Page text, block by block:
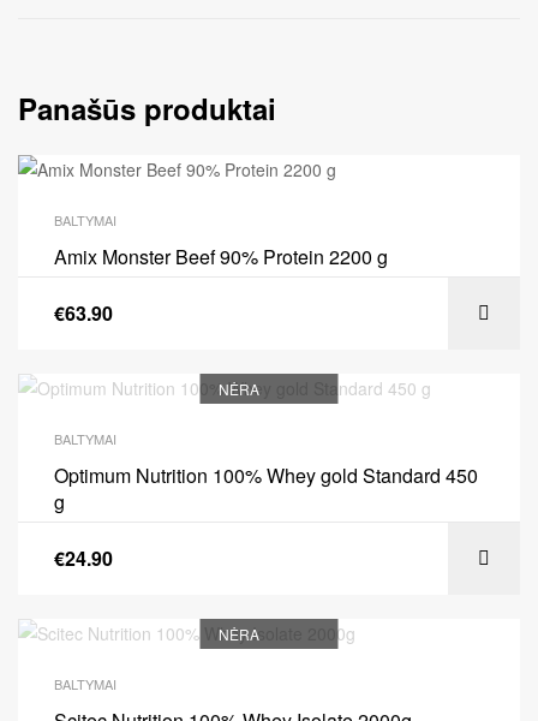
Panašūs produktai
BALTYMAI
Amix Monster Beef 90% Protein 2200 g
€63.90
NĖRA
BALTYMAI
Optimum Nutrition 100% Whey gold Standard 450
g
€24.90
NĖRA
BALTYMAI